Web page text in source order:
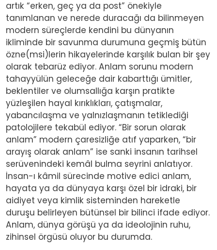
artık “erken, geç ya da post” önekiyle
tanımlanan ve nerede duracağı da bilinmeyen
modern süreçlerde kendini bu dünyanın
ikliminde bir savunma durumuna geçmiş bütün
özne(msi)lerin hikayelerinde karşılık bulan bir şey
olarak tebarüz ediyor. Anlam sorunu modern
tahayyülün geleceğe dair kabarttığı ümitler,
beklentiler ve olumsallığa karşın pratikte
yüzleşilen hayal kırıklıkları, çatışmalar,
yabancılaşma ve yalnızlaşmanın tetiklediği
patolojilere tekabül ediyor. “Bir sorun olarak
anlam” modern çaresizliğe atıf yaparken, “bir
arayış olarak anlam” ise sanki insanın tarihsel
serüvenindeki kemâl bulma seyrini anlatıyor.
İnsan-ı kâmil sürecinde motive edici anlam,
hayata ya da dünyaya karşı özel bir idraki, bir
aidiyet veya kimlik sisteminden hareketle
duruşu belirleyen bütünsel bir bilinci ifade ediyor.
Anlam, dünya görüşü ya da ideolojinin ruhu,
zihinsel örgüsü oluyor bu durumda.